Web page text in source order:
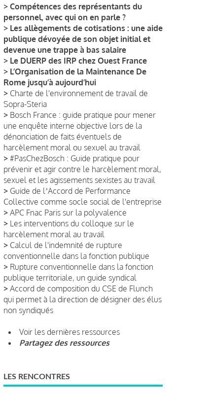
> Compétences des représentants du
personnel, avec qui on en parle ?
> Les allègements de cotisations : une aide
publique dévoyée de son objet initial et
devenue une trappe à bas salaire
> Le DUERP des IRP chez Ouest France
> L’Organisation de la Maintenance De
Rome jusqu’à aujourd’hui
> Charte de l'environnement de travail de
Sopra-Steria
> Bosch France : guide pratique pour mener
une enquête interne objective lors de la
dénonciation de faits éventuels de
harcèlement moral ou sexuel au travail
> #PasChezBosch : Guide pratique pour
prévenir et agir contre le harcèlement moral,
sexuel et les agissements sexistes au travail
> Guide de lʼAccord de Performance
Collective comme socle social de l'entreprise
> APC Fnac Paris sur la polyvalence
> Les interventions du colloque sur le
harcèlement moral au travail
> Calcul de l'indemnité de rupture
conventionnelle dans la fonction publique
> Rupture conventionnelle dans la fonction
publique territoriale, un guide syndical
> Accord de composition du CSE de Flunch
qui permet à la direction de désigner des élus
non syndiqués
Voir les dernières ressources
Partagez des ressources
LES RENCONTRES